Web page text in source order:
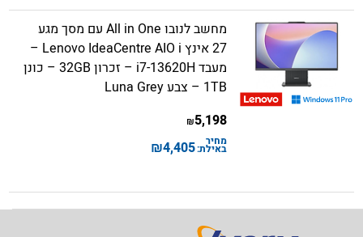
מחשב לנובו All in One עם מסך מגע
27 אינץ Lenovo IdeaCentre AIO i –
מעבד i7-13620H – זכרון 32GB – כונן
1TB – צבע Luna Grey
5,198
₪
מחיר
באילת:4,405
₪